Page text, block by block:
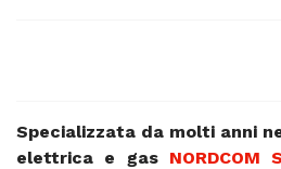
Specializzata da molti anni
elettrica e gas NORDCOM